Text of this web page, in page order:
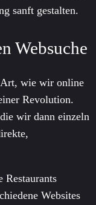
sanft gestalten.
Websuche
Art, wie wir online
Revolution.
wir dann einzeln
Restaurants
Websites